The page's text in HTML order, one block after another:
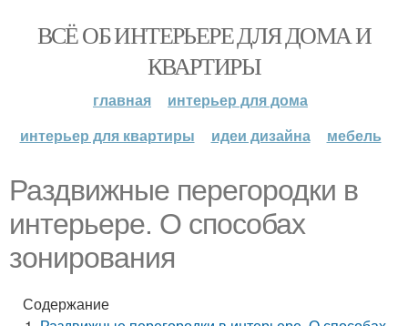
ВСЁ ОБ ИНТЕРЬЕРЕ ДЛЯ ДОМА И
КВАРТИРЫ
главная
интерьер для дома
интерьер для квартиры
идеи дизайна мебель
Раздвижные перегородки в
интерьере. О способах
зонирования
Содержание